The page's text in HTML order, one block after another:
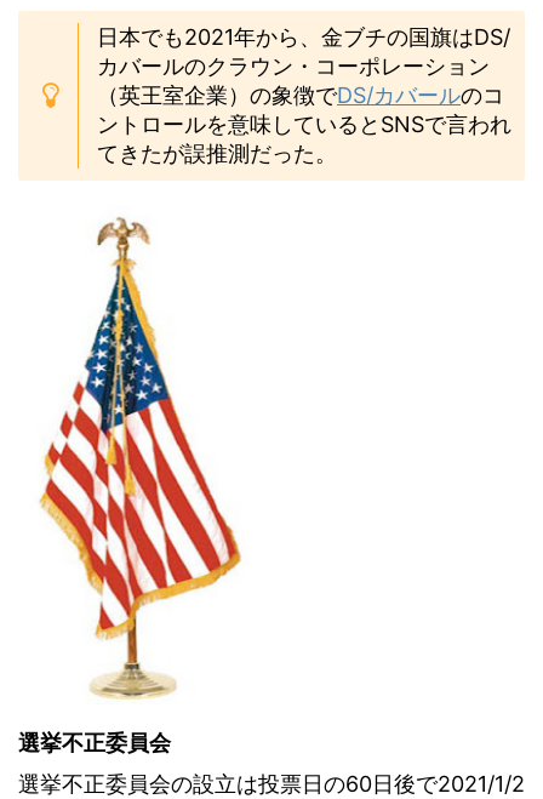
日本でも2021年から、金ブチの国旗はDS/
カバールのクラウン・コーポレーション
（英王室企業）の象徴でDS/カバールのコ
ントロールを意味しているとSNSで言われ
てきたが誤推測だった。
選挙不正委員会
選挙不正委員会の設立は投票日の60日後で2021/1/2